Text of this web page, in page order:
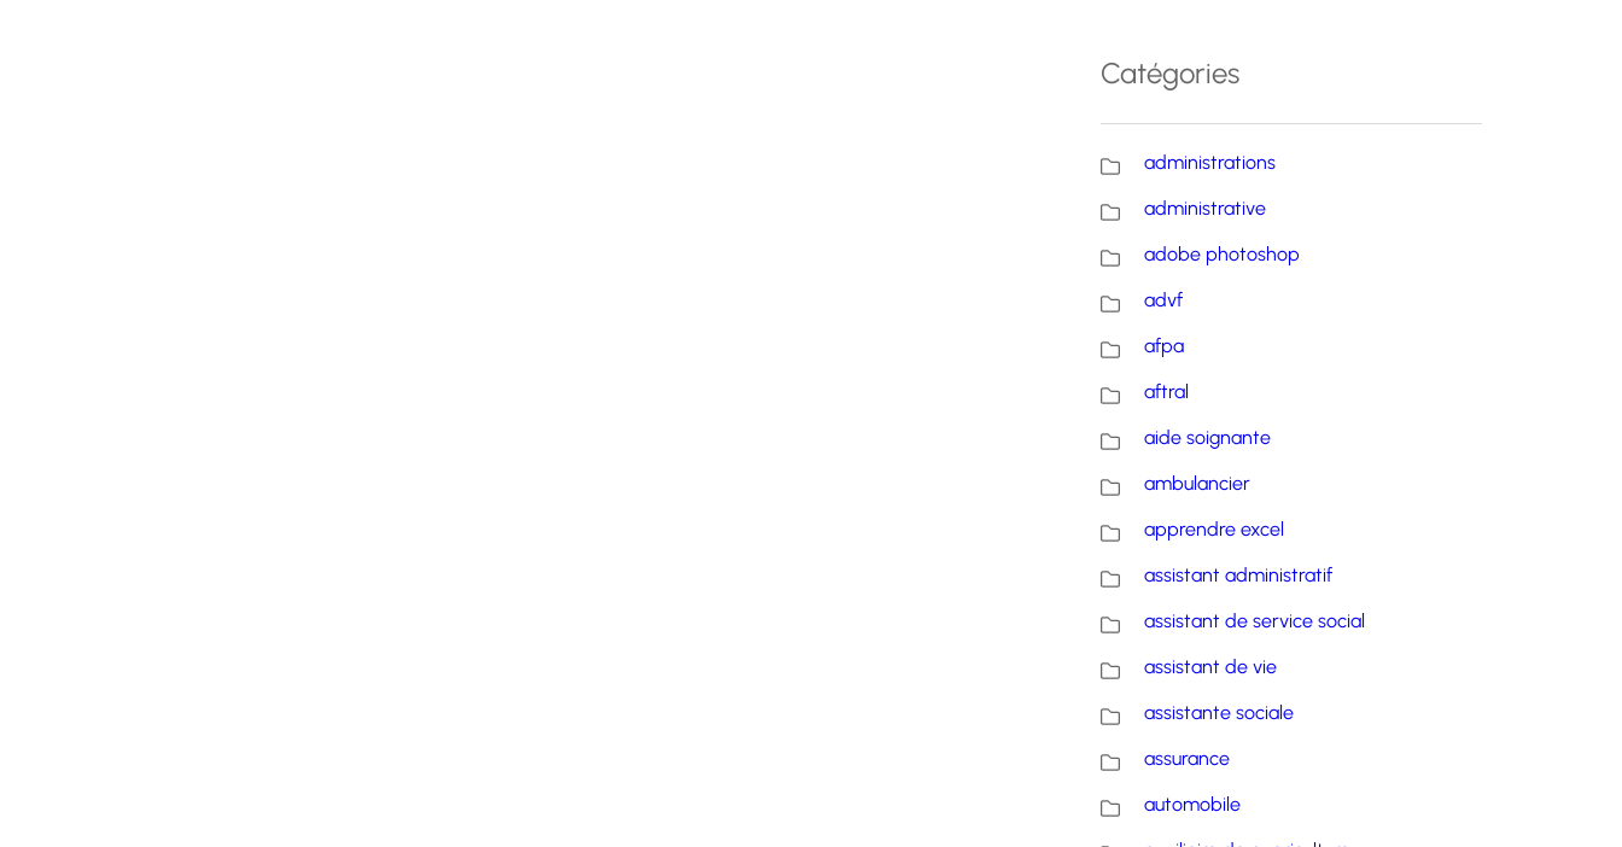
Catégories
administrations
administrative
adobe photoshop
advf
afpa
aftral
aide soignante
ambulancier
apprendre excel
assistant administratif
assistant de service social
assistant de vie
assistante sociale
assurance
automobile